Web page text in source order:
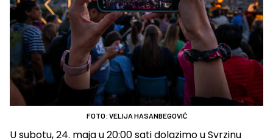
FOTO: VELIJA HASANBEGOVIĆ
U subotu, 24. maja u 20:00 sati dolazimo u Svrzinu